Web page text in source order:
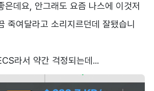
은데요, 안그래도 요즘 나스에 이것저
죽여달라고 소리지르던데 잘됐습니
라서 약간 걱정되는데...